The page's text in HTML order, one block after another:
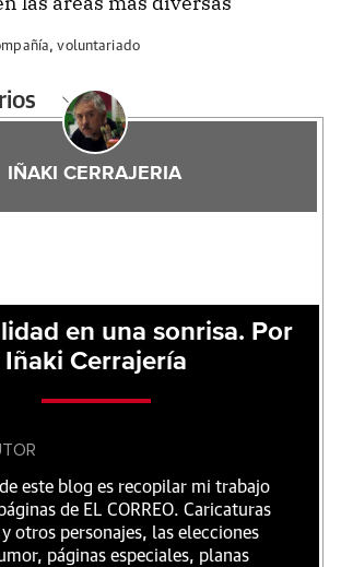
,voluntariado
IÑAKI CERRAJERIA
en una sonrisa. Por
Iñaki Cerrajería
este blog es recopilar mi trabajo
de EL CORREO. Caricaturas
otros personajes, las elecciones
páginas especiales, planas